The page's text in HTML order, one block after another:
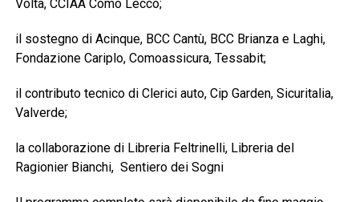
Volta, CCIAA Como Lecco;
il sostegno di Acinque, BCC Cantù, BCC Brianza e Laghi,
Fondazione Cariplo, Comoassicura, Tessabit;
il contributo tecnico di Clerici auto, Cip Garden, Sicuritalia,
Valverde;
la collaborazione di Libreria Feltrinelli, Libreria del
Ragionier Bianchi, Sentiero dei Sogni